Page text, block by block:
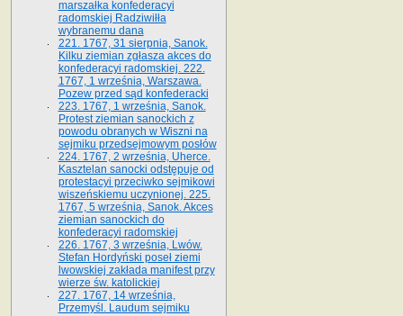
marszałka konfe­deracyi
radomskiej Radziwiłła
wybranemu dana
221. 1767, 31 sierpnia, Sanok.
Kilku ziemian zgłasza akces do
konfederacyi radomskiej. 222.
1767, 1 września, Warszawa.
Pozew przed sąd konfederacki
223. 1767, 1 września, Sanok.
Protest ziemian sanockich z
powodu obranych w Wiszni na
sejmiku przedsejmo­wym posłów
224. 1767, 2 września, Uherce.
Kasztelan sanocki odstępuje od
protestacyi przeciwko sejmikowi
wiszeńskiemu uczynionej. 225.
1767, 5 września, Sanok. Akces
ziemian sanockich do
konfederacyi radomskiej
226. 1767, 3 września, Lwów.
Stefan Hordyński poseł ziemi
lwowskiej zakłada manifest przy
wierze św. ka­tolickiej
227. 1767, 14 września,
Przemyśl. Laudum sejmiku